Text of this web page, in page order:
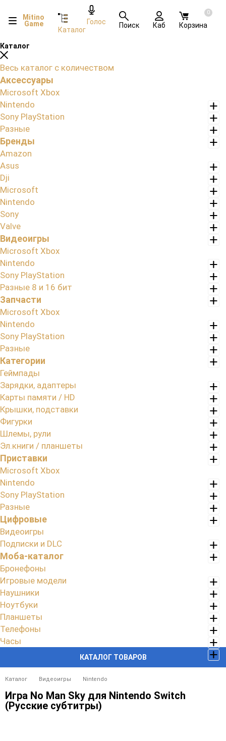
КАТАЛОГ ТОВАРОВ
Mitino
Game
Каталог
Голос Поиск Каб
0
Корзина
Каталог
Весь каталог с количеством
Аксессуары
Microsoft Xbox
Nintendo
Sony PlayStation
Разные
Бренды
Amazon
Asus
Dji
Microsoft
Nintendo
Sony
Valve
Видеоигры
Microsoft Xbox
Nintendo
Sony PlayStation
Разные 8 и 16 бит
Запчасти
Microsoft Xbox
Nintendo
Sony PlayStation
Разные
Категории
Геймпады
Зарядки, адаптеры
Карты памяти / HD
Крышки, подставки
Фигурки
Шлемы, рули
Эл.книги / планшеты
Приставки
Microsoft Xbox
Nintendo
Sony PlayStation
Разные
Цифровые
Видеоигры
Подписки и DLC
Моба-каталог
Бронефоны
Игровые модели
Наушники
Ноутбуки
Планшеты
Телефоны
Часы
Каталог Видеоигры Nintendo
Игра No Man Sky для Nintendo Switch
(Русские субтитры)